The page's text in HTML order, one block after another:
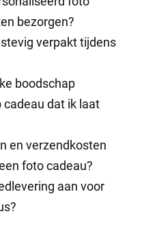
bezorgen?
verpakt tijdens
boodschap
dat ik laat
en verzendkosten
foto cadeau?
aan voor